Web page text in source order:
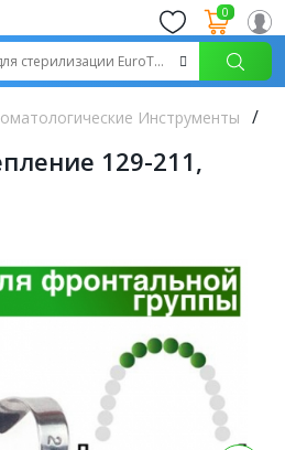
0
Инструменты
129-211,